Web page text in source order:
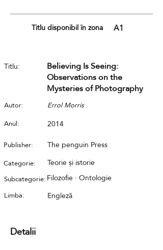
Titlu disponibil în zona A1
Titlu:
Believing Is Seeing:
Observations on the
Mysteries of Photography
Autor:
Errol Morris
Anul:
2014
Publisher: The penguin Press
Categorie: Teorie și istorie
Subcategorie: Filozofie · Ontologie
Limba: Engleză
Detalii